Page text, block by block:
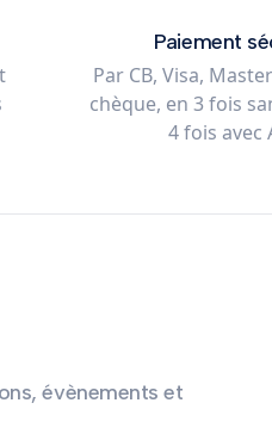
Paiement
Par CB, Visa,
chèque, en 3 fois
4 fois avec
évènements et